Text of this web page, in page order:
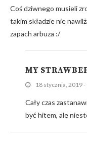
Coś dziwnego musieli
takim składzie nie
zapach arbuza :/
MY
18 stycznia, 2019
Cały czas
być hitem, ale